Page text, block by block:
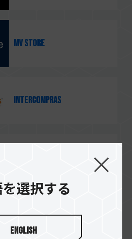
MV STORE
intercompras
DDTech
選択する
English